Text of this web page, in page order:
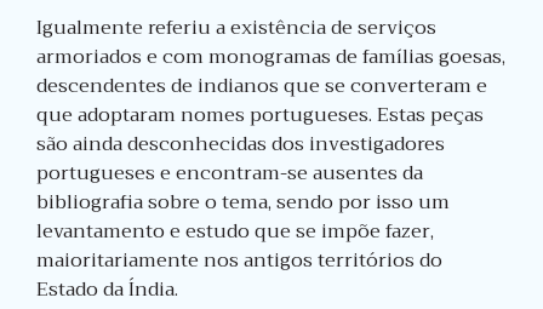
Igualmente referiu a existência de serviços
armoriados e com monogramas de famílias goesas,
descendentes de indianos que se converteram e
que adoptaram nomes portugueses. Estas peças
são ainda desconhecidas dos investigadores
portugueses e encontram-se ausentes da
bibliografia sobre o tema, sendo por isso um
levantamento e estudo que se impõe fazer,
maioritariamente nos antigos territórios do
Estado da Índia.